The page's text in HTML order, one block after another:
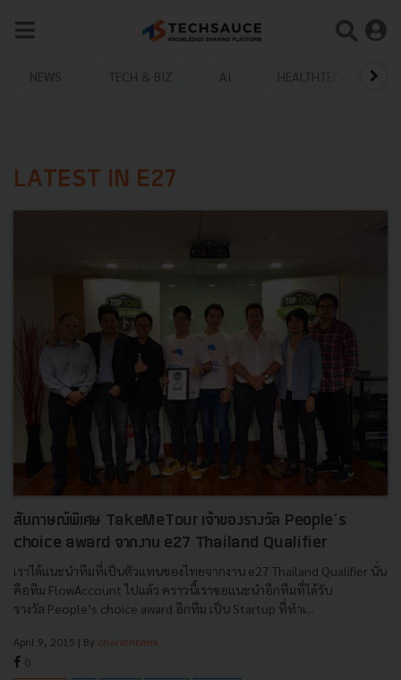
NEWS TECH & BIZ AI HEALTHTECH
LATEST IN E27
สัมภาษณ์พิเศษ TakeMeTour เจ้าของรางวัล People’s
choice award จากงาน e27 Thailand Qualifier
เราได้แนะนำทีมที่เป็นตัวแทนของไทยจากงาน e27 Thailand Qualifier นั่น
คือทีม FlowAccount ไปแล้ว คราวนี้เราขอแนะนำอีกทีมที่ได้รับ
รางวัล People’s choice award อีกทีม เป็น Startup ที่ทำเ...
April 9, 2015 | By charathbank
0